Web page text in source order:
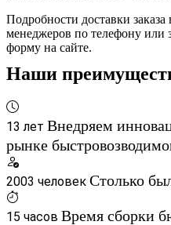
Подробности доставки
менеджеров по телефону или
форму на сайте.
Наши
13 лет Внедряем
рынке
2003 человек Столько
15 часов Время сборки